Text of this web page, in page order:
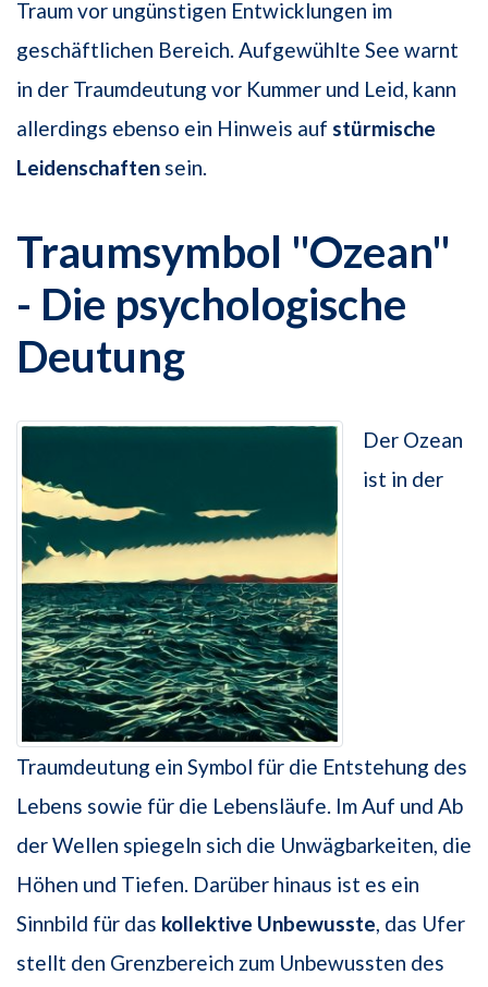
Traum vor ungünstigen Entwicklungen im
geschäftlichen Bereich. Aufgewühlte See warnt
in der Traumdeutung vor Kummer und Leid, kann
allerdings ebenso ein Hinweis auf stürmische
Leidenschaften sein.
Traumsymbol "Ozean"
- Die psychologische
Deutung
Der Ozean
ist in der
Traumdeutung ein Symbol für die Entstehung des
Lebens sowie für die Lebensläufe. Im Auf und Ab
der Wellen spiegeln sich die Unwägbarkeiten, die
Höhen und Tiefen. Darüber hinaus ist es ein
Sinnbild für das kollektive Unbewusste , das Ufer
stellt den Grenzbereich zum Unbewussten des